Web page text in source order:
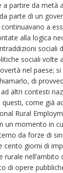
partire da metà
parte di un
a
alla logica
sociali
sociali volte
nel paese;
di
altri contesti
questi, come già
Rural
un momento in
da forze di
cento giorni di
rurale
di opere